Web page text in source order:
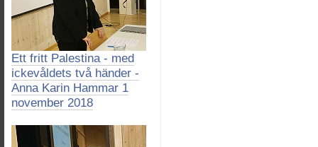
Ett fritt Palestina - med
ickevåldets två händer -
Anna Karin Hammar 1
november 2018